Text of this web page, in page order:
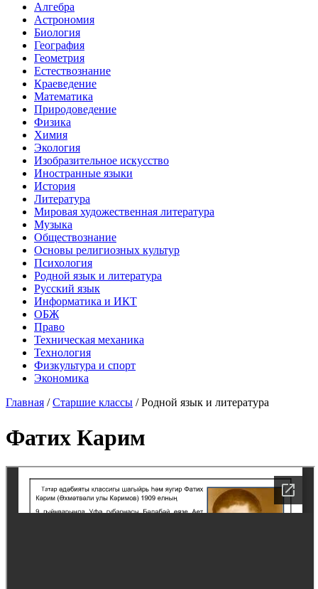
Алгебра
Астрономия
Биология
География
Геометрия
Естествознание
Краеведение
Математика
Природоведение
Физика
Химия
Экология
Изобразительное искусство
Иностранные языки
История
Литература
Мировая художественная литература
Музыка
Обществознание
Основы религиозных культур
Психология
Родной язык и литература
Русский язык
Информатика и ИКТ
ОБЖ
Право
Техническая механика
Технология
Физкультура и спорт
Экономика
Главная /Старшие классы /Родной язык и литература
Фатих Карим